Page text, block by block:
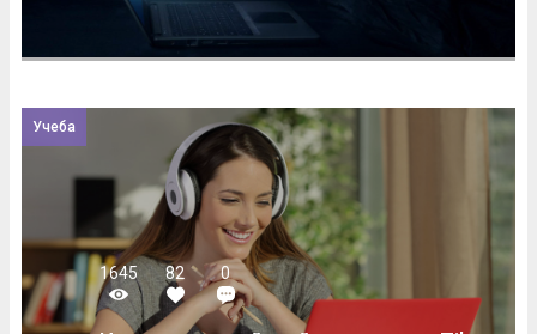
Учеба
1645 82 0